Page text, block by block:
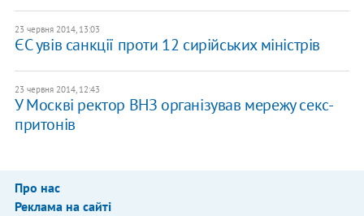
23 червня 2014, 13:03
ЄС увів санкції проти 12 сирійських міністрів
23 червня 2014, 12:43
У Москві ректор ВНЗ організував мережу секс-
притонів
Про нас
Реклама на сайті